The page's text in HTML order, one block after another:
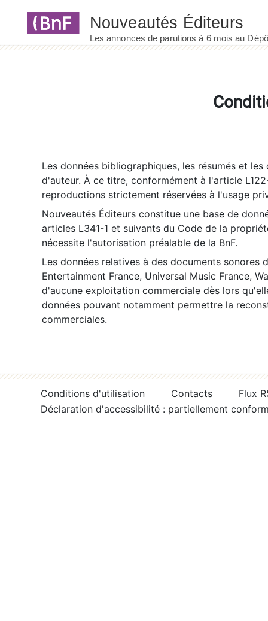
Les données bibliographiques, les résumés et
d'auteur. À ce titre, conformément à l'article
reproductions strictement réservées à l'usage
Nouveautés Éditeurs constitue une base de
articles L341-1 et suivants du Code de la
nécessite l'autorisation préalable de la BnF.
Les données relatives à des documents sonores
Entertainment France, Universal Music France,
d'aucune exploitation commerciale dès lors
données pouvant notamment permettre la
commerciales.
Conditions d'utilisation Contacts
Flux
Déclaration d'accessibilité : partiellement